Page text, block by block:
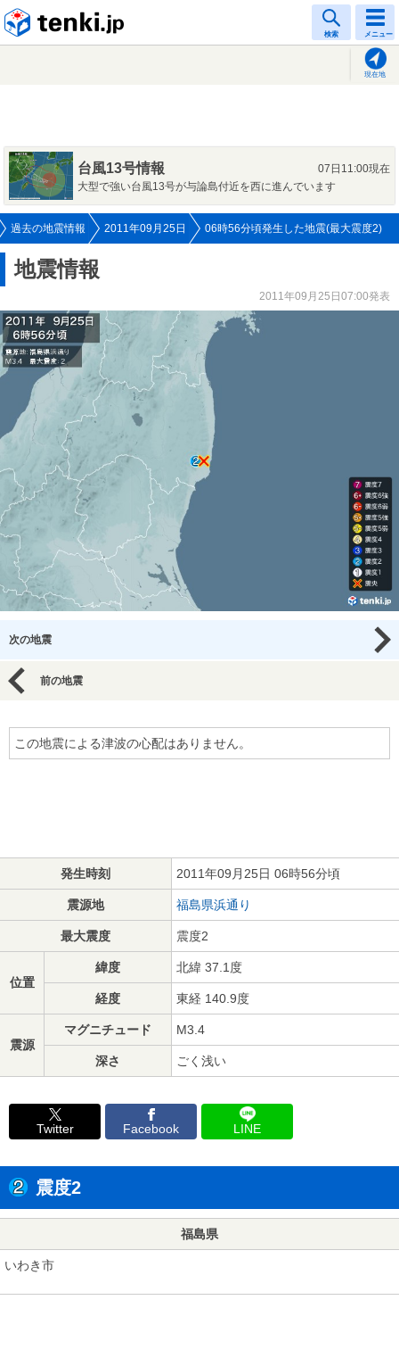
検索 メニュー
現在地
台風13号情報
07日11:00現在
大型で強い台風13号が与論島付近を西に進んでいます
過去の地震情報 2011年09月25日 06時56分頃発生した地震(最大震度2)
地震情報
2011年09月25日07:00発表
次の地震
前の地震
この地震による津波の心配はありません。
発生時刻 2011年09月25日 06時56分頃
震源地 福島県浜通り
最大震度 震度2
位置
緯度 北緯 37.1度
経度 東経 140.9度
震源
マグニチュード M3.4
深さ ごく浅い
Twitter Facebook LINE
震度2
福島県
いわき市